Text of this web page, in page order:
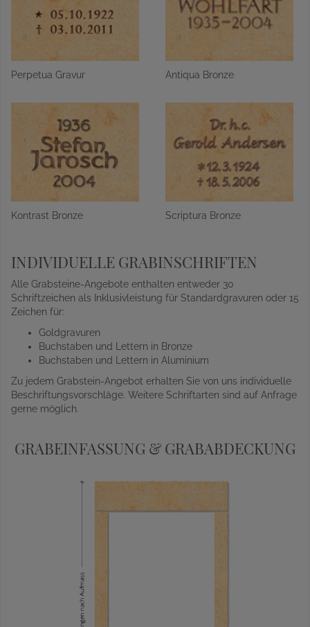
Perpetua Gravur Antiqua Bronze
Kontrast Bronze Scriptura Bronze
INDIVIDUELLE GRABINSCHRIFTEN
Alle Grabsteine-Angebote enthalten entweder 30
Schriftzeichen als Inklusivleistung für Standardgravuren oder 15
Zeichen für:
Goldgravuren
Buchstaben und Lettern in Bronze
Buchstaben und Lettern in Aluminium
Zu jedem Grabstein-Angebot erhalten Sie von uns individuelle
Beschriftungsvorschläge. Weitere Schriftarten sind auf Anfrage
gerne möglich.
GRABEINFASSUNG & GRABABDECKUNG